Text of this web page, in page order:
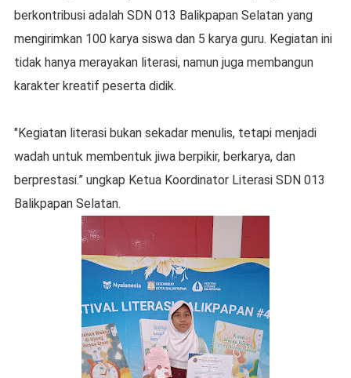
berkontribusi adalah SDN 013 Balikpapan Selatan yang
mengirimkan 100 karya siswa dan 5 karya guru. Kegiatan ini
tidak hanya merayakan literasi, namun juga membangun
karakter kreatif peserta didik.
"Kegiatan literasi bukan sekadar menulis, tetapi menjadi
wadah untuk membentuk jiwa berpikir, berkarya, dan
berprestasi.” ungkap Ketua Koordinator Literasi SDN 013
Balikpapan Selatan.